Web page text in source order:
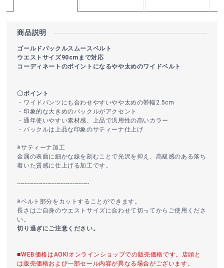
商品説明
ゴールドバックルスムースベルト
ウエストサイズ90cmまで対応
コーディネートのポイントになるやや太めのワイドベルト
〇ポイント
・ワイドパンツにも合わせやすいやや太めの帯幅2.5cm
・印象的な大きめのバックルがアクセント
・通年使いやすい素材感、上品で汎用性の高いカラー
・バックルは上品な印象のサティーナ仕上げ
※サティーナ加工
金属の表面に細かな線を刻むことで光沢を抑え、高級感のある落ち
着いた質感に仕上げる加工です。
----------------------------------------
※ベルト部分をカットすることができます。
長さはご自身のウエストサイズに合わせて切ってからご使用くださ
い。
切り過ぎにご注意ください。
■WEB価格はAOKIオンラインショップでの販売価格です。店頭と
は販売価格および一部セール内容が異なる場合がございます。